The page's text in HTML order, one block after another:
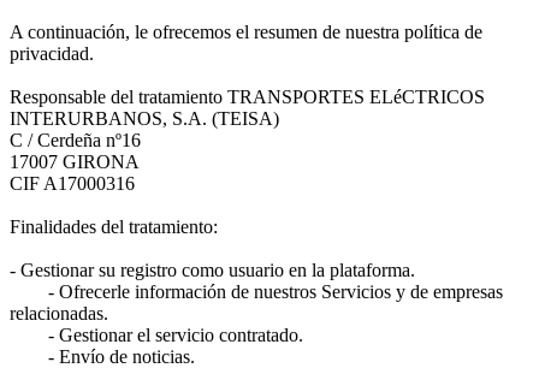
A continuación, le ofrecemos el resumen de nuestra política de
privacidad.
Responsable del tratamiento TRANSPORTES ELéCTRICOS
INTERURBANOS, S.A. (TEISA)
C / Cerdeña nº16
17007 GIRONA
CIF A17000316
Finalidades del tratamiento:
- Gestionar su registro como usuario en la plataforma.
- Ofrecerle información de nuestros Servicios y de empresas
relacionadas.
- Gestionar el servicio contratado.
- Envío de noticias.